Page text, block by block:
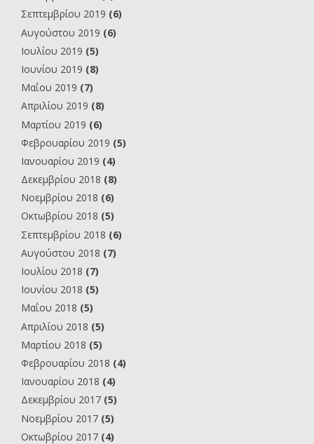
Σεπτεμβρίου 2019 (6)
Αυγούστου 2019 (6)
Ιουλίου 2019 (5)
Ιουνίου 2019 (8)
Μαΐου 2019 (7)
Απριλίου 2019 (8)
Μαρτίου 2019 (6)
Φεβρουαρίου 2019 (5)
Ιανουαρίου 2019 (4)
Δεκεμβρίου 2018 (8)
Νοεμβρίου 2018 (6)
Οκτωβρίου 2018 (5)
Σεπτεμβρίου 2018 (6)
Αυγούστου 2018 (7)
Ιουλίου 2018 (7)
Ιουνίου 2018 (5)
Μαΐου 2018 (5)
Απριλίου 2018 (5)
Μαρτίου 2018 (5)
Φεβρουαρίου 2018 (4)
Ιανουαρίου 2018 (4)
Δεκεμβρίου 2017 (5)
Νοεμβρίου 2017 (5)
Οκτωβρίου 2017 (4)